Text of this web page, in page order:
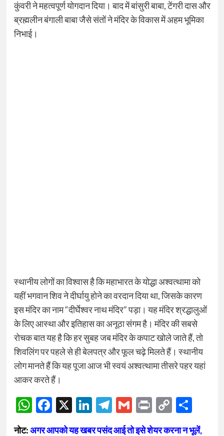
कुंवरी ने महत्वपूर्ण योगदान दिया। बाद में बांसुरी बाबा, टेंगरी दास और
ब्रह्मलीन बंगाली बाबा जैसे संतों ने मंदिर के विकास में अहम भूमिका
निभाई।
स्थानीय लोगों का विश्वास है कि महाभारत के योद्धा अश्वत्थामा को
यहीं भगवान शिव ने दीर्घायु होने का वरदान दिया था, जिसके कारण
इस मंदिर का नाम “दीर्घेश्वर नाथ मंदिर” पड़ा। यह मंदिर श्रद्धालुओं
के लिए आस्था और इतिहास का अनूठा संगम है। मंदिर की सबसे
रोचक बात यह है कि हर सुबह जब मंदिर के कपाट खोले जाते हैं, तो
शिवलिंग पर पहले से ही बेलपत्र और फूल चढ़े मिलते हैं। स्थानीय
लोग मानते हैं कि यह पूजा आज भी स्वयं अश्वत्थामा तीसरे पहर यहां
आकर करते हैं।
WhatsApp
Facebook
X LinkedIn
Telegram
Gmail
Print
Copy
Link
नोट:अगर आपको यह खबर पसंद आई तो इसे शेयर करना न भूलें,